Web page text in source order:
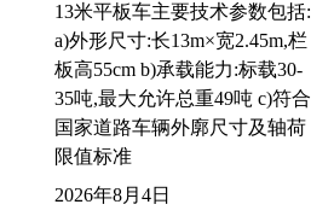
13米平板车主要技术参数包括:
a)外形尺寸:长13m×宽2.45m,栏
板高55cm b)承载能力:标载30-
35吨,最大允许总重49吨 c)符合
国家道路车辆外廓尺寸及轴荷
限值标准
2026年8月4日